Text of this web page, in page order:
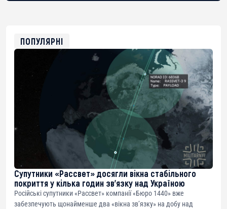
0xfD02863D3289416fcF50975c9DFda13623f97758
ПОПУЛЯРНІ
Супутники «Рассвет» досягли вікна стабільного
покриття у кілька годин зв’язку над Україною
Російські супутники «Рассвет» компанії «Бюро 1440» вже
забезпечують щонайменше два «вікна зв’язку» на добу над